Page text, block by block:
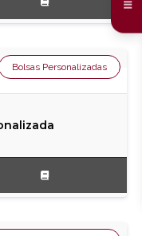
Bolsas Personalizadas